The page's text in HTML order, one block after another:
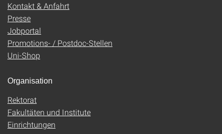
Kontakt & Anfahrt
Presse
Jobportal
Promotions- / Postdoc-Stellen
Uni-Shop
Organisation
Rektorat
Fakultäten und Institute
Einrichtungen